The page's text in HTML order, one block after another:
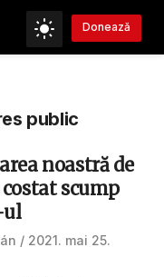
Donează
public
noastră de
costat scump
ul
2021. mai 25.